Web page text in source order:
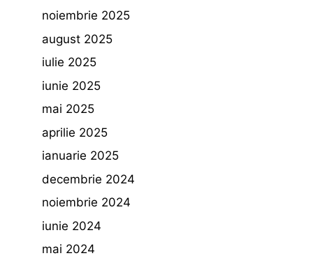
noiembrie 2025
august 2025
iulie 2025
iunie 2025
mai 2025
aprilie 2025
ianuarie 2025
decembrie 2024
noiembrie 2024
iunie 2024
mai 2024